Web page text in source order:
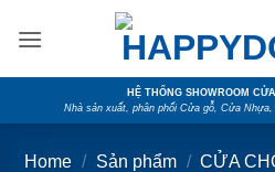
HỆ THỐNG SHOWROOM
Nhà sản xuất, phân phối Cửa gỗ, Cửa
Home / Sản phẩm / CỬA